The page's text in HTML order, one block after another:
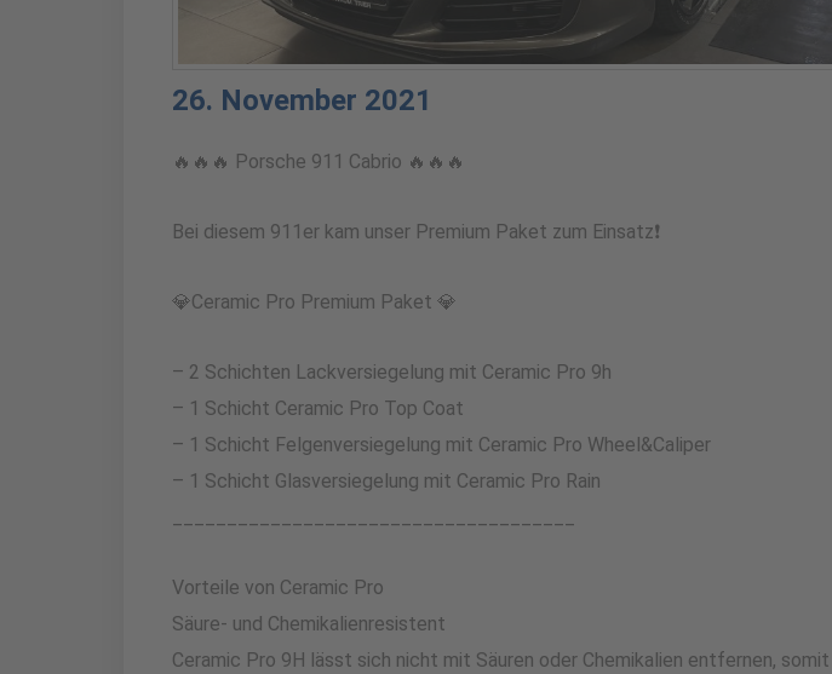
26. November 2021
🔥🔥🔥 Porsche 911 Cabrio 🔥🔥🔥
Bei diesem 911er kam unser Premium Paket zum Einsatz❗️
💎Ceramic Pro Premium Paket 💎
– 2 Schichten Lackversiegelung mit Ceramic Pro 9h
– 1 Schicht Ceramic Pro Top Coat
– 1 Schicht Felgenversiegelung mit Ceramic Pro Wheel&Caliper
– 1 Schicht Glasversiegelung mit Ceramic Pro Rain
Vorteile von Ceramic Pro
Säure- und Chemikalienresistent
Ceramic Pro 9H lässt sich nicht mit Säuren oder Chemikalien entfernen,